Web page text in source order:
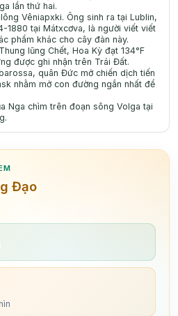
lần thứ hai.
Vêniapxki. Ông sinh ra tại Lublin,
1880 tại Mátxcơva, là người viết viết
phẩm khác cho cây đàn này.
lũng Chết, Hoa Kỳ đạt 134°F
được ghi nhận trên Trái Đất.
quân Đức mở chiến dịch tiến
nhằm mở con đường ngắn nhất để
Nga chìm trên đoạn sông Volga tại
Đạo